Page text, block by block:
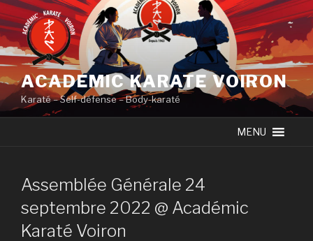
Skip
to
content
ACADEMIC KARATE VOIRON
Karaté – Self-défense – Body-karaté
MENU
Assemblée Générale 24
septembre 2022 @ Académic
Karaté Voiron